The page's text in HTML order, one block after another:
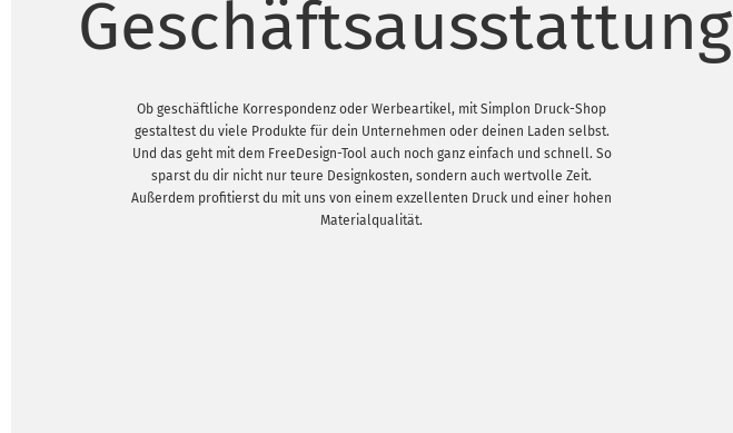
Geschäftsausstattung
Ob geschäftliche Korrespondenz oder Werbeartikel, mit Simplon Druck-Shop
gestaltest du viele Produkte für dein Unternehmen oder deinen Laden selbst.
Und das geht mit dem FreeDesign-Tool auch noch ganz einfach und schnell. So
sparst du dir nicht nur teure Designkosten, sondern auch wertvolle Zeit.
Außerdem profitierst du mit uns von einem exzellenten Druck und einer hohen
Materialqualität.